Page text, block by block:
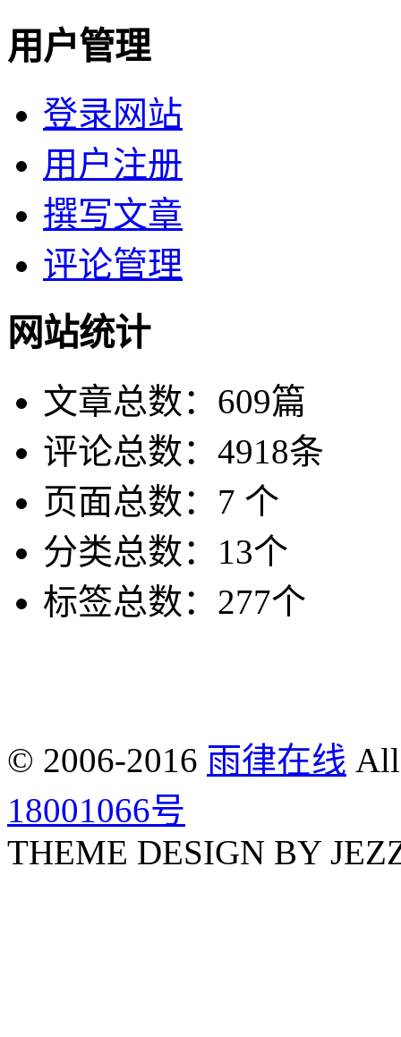
用户管理
登录网站
用户注册
撰写文章
评论管理
网站统计
文章总数：609篇
评论总数：4918条
页面总数：7 个
分类总数：13个
标签总数：277个
© 2006-2016 雨律在线 All
18001066号
THEME DESIGN BY